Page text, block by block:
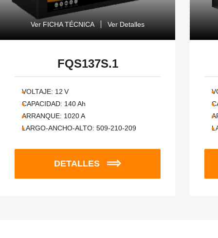
Ver FICHA TÉCNICA Ver Detalles
FQS137S.1
VOLTAJE: 12 V
CAPACIDAD: 140Ah
ARRANQUE: 1020A
LARGO-ANCHO-ALTO: 509-210-209
DETALLES